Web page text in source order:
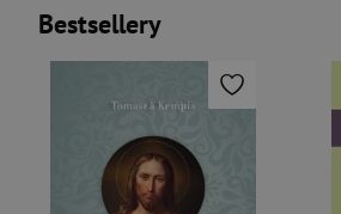
Bestsellery